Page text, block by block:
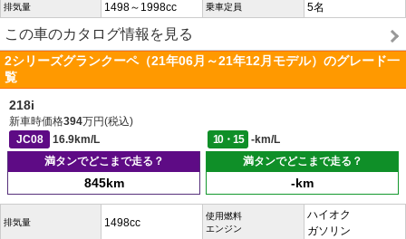
排気量 1498～1998cc 乗車定員 5名
この車のカタログ情報を見る
2シリーズグランクーペ（21年06月～21年12月モデル）のグレード一
覧
218i
新車時価格394万円(税込)
JC08
16.9km/L 10・15
-km/L
満タンでどこまで走る？
845km
満タンでどこまで走る？
-km
排気量 1498cc
使用燃料
エンジン
ハイオク
ガソリン